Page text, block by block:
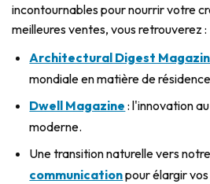
incontournables pour nourrir votre
meilleures ventes, vous retrouverez :
Architectural Digest
mondiale en matière de
Dwell Magazine : l'innovation
moderne.
Une transition naturelle vers
communicationpour élargir